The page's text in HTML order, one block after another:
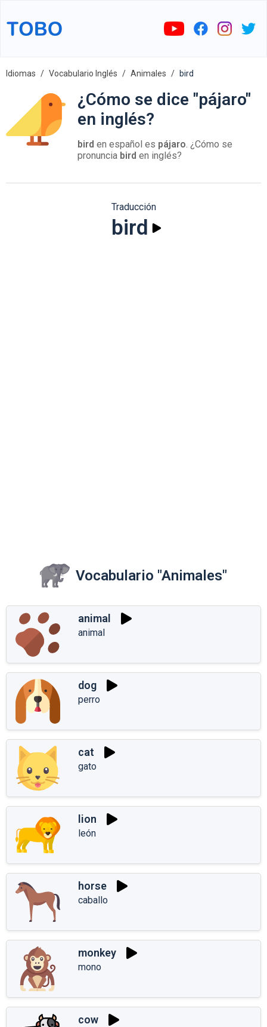
Idiomas Vocabulario Inglés Animales bird
¿Cómo se dice "pájaro"
en inglés?
bird en español es pájaro. ¿Cómo se
pronuncia bird en inglés?
Traducción
bird
Vocabulario "Animales"
animal
animal
dog
perro
cat
gato
lion
león
horse
caballo
monkey
mono
cow